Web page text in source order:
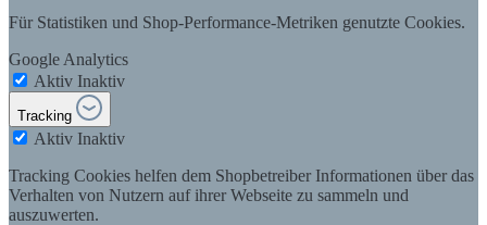
Für Statistiken und Shop-Performance-Metriken genutzte Cookies.
Google Analytics
Aktiv Inaktiv
Tracking
Aktiv Inaktiv
Tracking Cookies helfen dem Shopbetreiber Informationen über das
Verhalten von Nutzern auf ihrer Webseite zu sammeln und
auszuwerten.